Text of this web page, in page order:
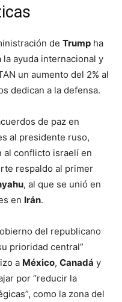
de Trump ha
ayuda internacional y
un aumento del 2% al
dedican a la defensa.
de paz en
al presidente ruso,
al conflicto israelí en
respaldo al primer
, al que se unió en
en Irán.
del republicano
prioridad central”
a México, Canadá y
por “reducir la
como la zona del